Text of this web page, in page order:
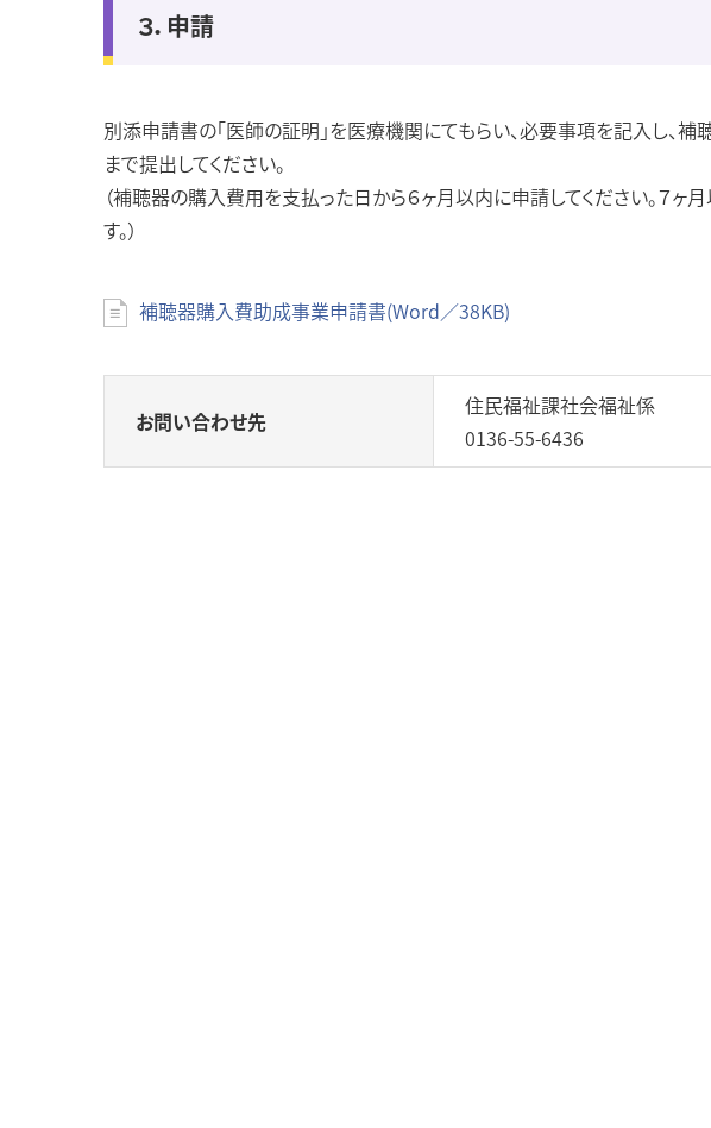
３．申請
別添申請書の「医師の証明」を医療機関にてもらい、必要事項を記入し、
まで提出してください。
（補聴器の購入費用を支払った日から６ヶ月以内に申請してください。７
す。）
補聴器購入費助成事業申請書(Word／38KB)
お問い合わせ先
住民福祉課社会福祉係
0136-55-6436